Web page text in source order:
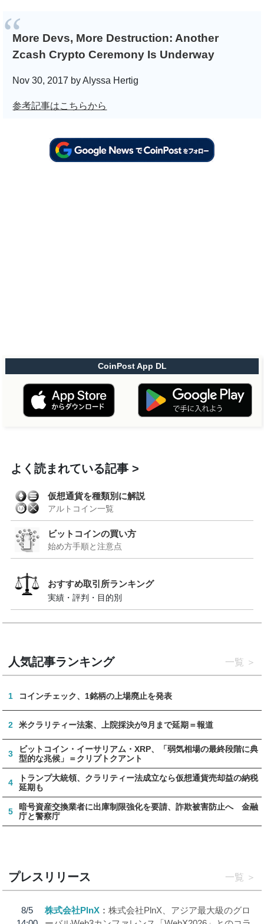
More Devs, More Destruction: Another
Zcash Crypto Ceremony Is Underway
Nov 30, 2017 by Alyssa Hertig
参考記事はこちらから
CoinPost App DL
よく読まれている記事
仮想通貨を種類別に解説
アルトコイン一覧
ビットコインの買い方
始め方手順と注意点
おすすめ取引所ランキング
実績・評判・目的別
人気記事ランキング 一覧
1 コインチェック、1銘柄の上場廃止を発表
2 米クラリティー法案、上院採決が9月まで延期＝報道
3
ビットコイン・イーサリアム・XRP、「弱気相場の最終段階に典
型的な兆候」＝クリプトクアント
4
トランプ大統領、クラリティー法成立なら仮想通貨売却益の納税
延期も
5
暗号資産交換業者に出庫制限強化を要請、詐欺被害防止へ 金融
庁と警察庁
プレスリリース 一覧
8/5
株式会社PlnX
株式会社PlnX、アジア最大級のグロ